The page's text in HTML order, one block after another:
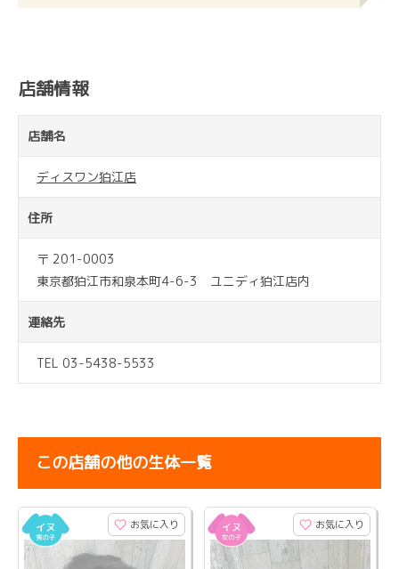
店舗情報
店舗名
ディスワン狛江店
住所
〒 201-0003
東京都狛江市和泉本町4-6-3 ユニディ狛江店内
連絡先
TEL 03-5438-5533
この店舗の他の生体一覧
お気に入り お気に入り